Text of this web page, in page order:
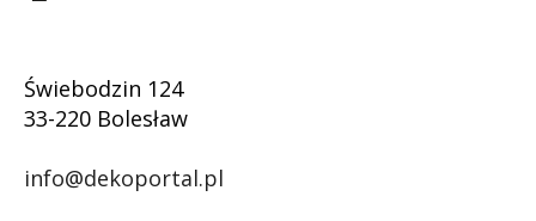
Świebodzin 124
33-220 Bolesław
info@dekoportal.pl